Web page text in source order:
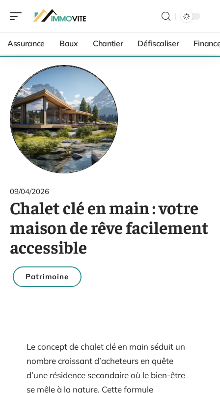
Assurance Baux Chantier Défiscaliser
09/04/2026
Chalet clé en main : votre
maison de rêve facilement
accessible
Patrimoine
Le concept de chalet clé en main séduit un
nombre croissant d’acheteurs en quête
d’une résidence secondaire où le bien-être
se mêle à la nature. Cette formule